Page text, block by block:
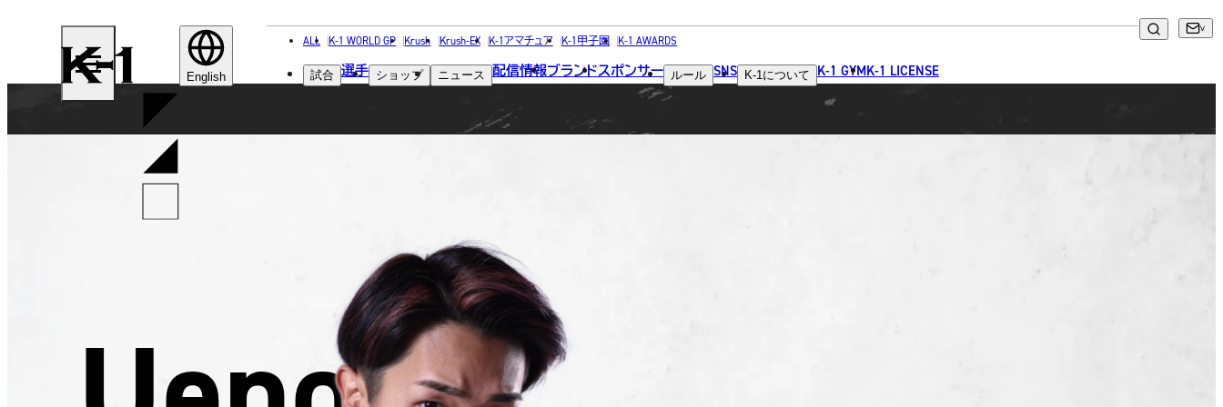
K-
1 English
ALL K-1 WORLD GP Krush Krush-EX K-1アマチュア K-1甲子園 K-1 AWARDS
試合 選手 ショップ ニュース 配信情報ブランドスポンサー ルール SNS K-1 について K-1 GYMK-1 LICENSE
FIGHTER